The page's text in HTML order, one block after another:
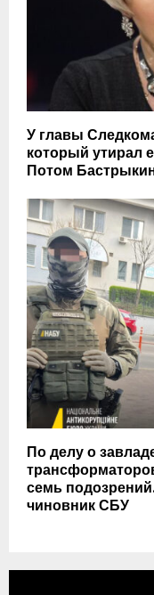
У главы
который утирал
Потом Бастрыкин
По делу о
семь
чиновник СБУ